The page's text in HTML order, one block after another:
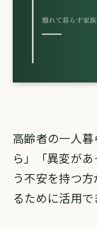
高齢者の一人
ら」「異変が
う不安を持つ
るために活用で